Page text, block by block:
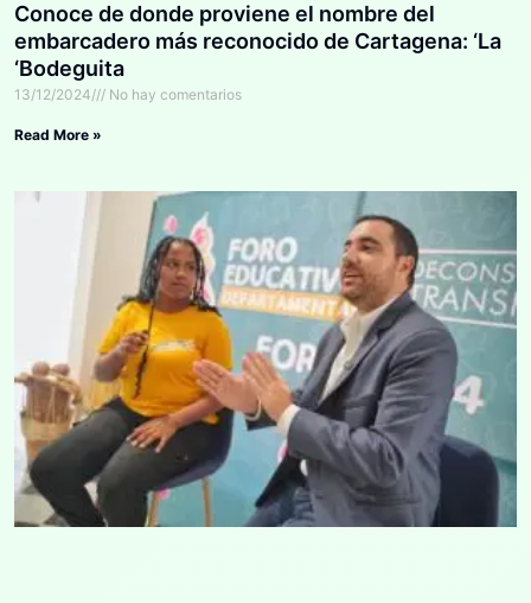
Conoce de donde proviene el nombre del
embarcadero más reconocido de Cartagena: ‘La
‘Bodeguita
13/12/2024 No hay comentarios
Read More »